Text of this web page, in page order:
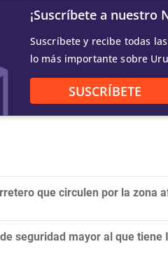
¡Suscríbete a nuestro
Suscríbete y recibe todas
lo más importante sobre
SUSCRÍBETE
que circulen por la zona
seguridad mayor al que tiene